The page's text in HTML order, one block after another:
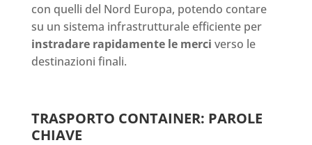
con quelli del Nord Europa, potendo contare
su un sistema infrastrutturale efficiente per
instradare rapidamente le merci verso le
destinazioni finali.
TRASPORTO CONTAINER: PAROLE
CHIAVE